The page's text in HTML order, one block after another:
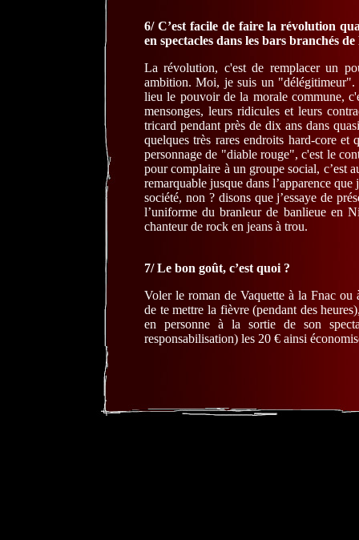
6/ C’est facile de faire la révolution
en spectacles dans les bars branchés
La révolution, c'est de remplacer un
ambition. Moi, je suis un
lieu le pouvoir de la morale commune,
mensonges, leurs ridicules et leurs
tricard pendant près de dix ans dans
quelques très rares endroits hard-core
personnage de "diable rouge", c'est le
pour complaire à un groupe social, c’est
remarquable jusque dans l’apparence
société, non ? disons que j’essaye de
l’uniforme du branleur de banlieue en
chanteur de rock en jeans à trou.
7/ Le bon goût, c’est quoi ?
Voler le roman de Vaquette à la Fnac
de te mettre la fièvre (pendant des
en personne à la sortie de son
responsabilisation) les 20 € ainsi